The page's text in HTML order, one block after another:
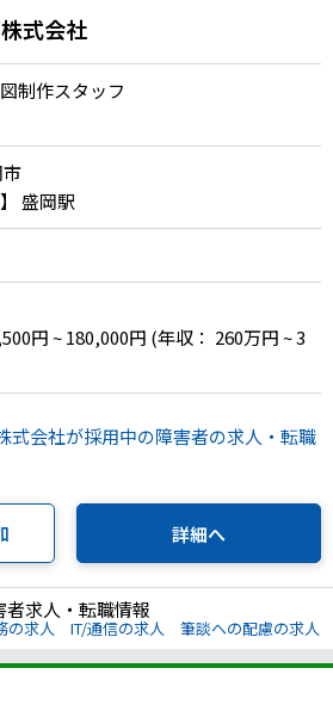
式会社
制作スタッフ
【最寄り駅】 盛岡駅
円 ~ 180,000円 (年収： 260万円 ~ 3
式会社が採用中の障害者の求人・転職
詳細へ
者求人・転職情報
の求人 IT/通信の求人 筆談への配慮の求人